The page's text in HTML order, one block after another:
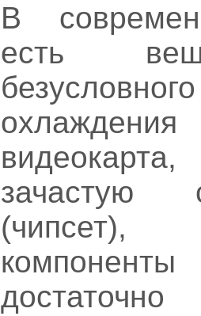
В
есть
зачастую